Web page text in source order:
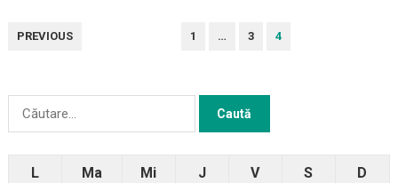
PAGINAȚIE
PREVIOUS 1 … 3 4
Caută
L Ma Mi J V S D